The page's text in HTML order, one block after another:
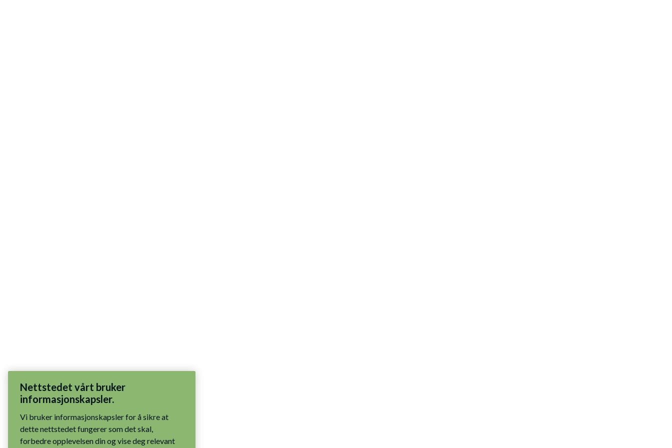
Vi bruker informasjonskapsler for å sikre at
dette nettstedet fungerer som det skal,
forbedre opplevelsen din og vise deg relevant
innhold. Du har kontrollen: godta alle
informasjonskapsler, tillat bare nødvendige